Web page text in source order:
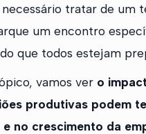
tratar de um
um encontro
que todos estejam
vamos ver o
produtivas podem
e no crescimento da